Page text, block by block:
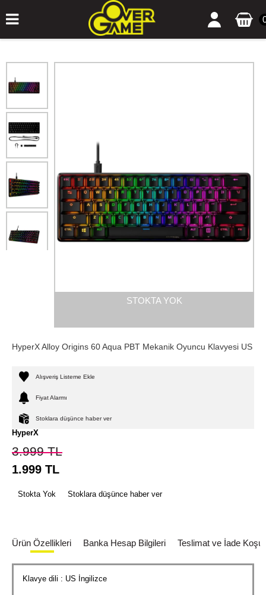
STOKTA YOK
HyperX Alloy Origins 60 Aqua PBT Mekanik Oyuncu Klavyesi US
Alışveriş Listeme Ekle
Fiyat Alarmı
Stoklara düşünce haber ver
HyperX
3.999TL
1.999 TL
Stokta Yok Stoklara düşünce haber ver
Ürün Özellikleri Banka Hesap Bilgileri Teslimat ve İade
Klavye dili : US İngilizce